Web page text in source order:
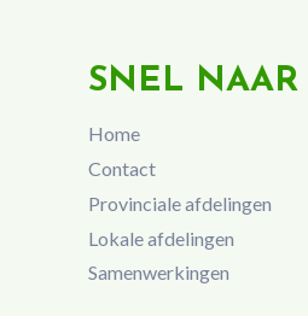
SNEL NAAR
Home
Contact
Provinciale afdelingen
Lokale afdelingen
Samenwerkingen